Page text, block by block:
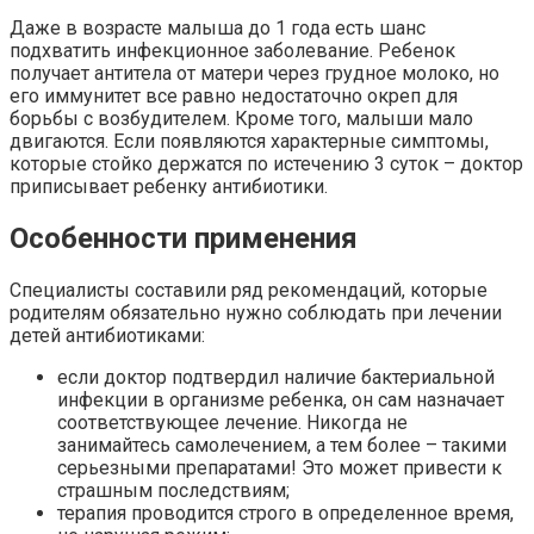
Даже в возрасте малыша до 1 года есть шанс
подхватить инфекционное заболевание. Ребенок
получает антитела от матери через грудное молоко, но
его иммунитет все равно недостаточно окреп для
борьбы с возбудителем. Кроме того, малыши мало
двигаются. Если появляются характерные симптомы,
которые стойко держатся по истечению 3 суток – доктор
приписывает ребенку антибиотики.
Особенности применения
Специалисты составили ряд рекомендаций, которые
родителям обязательно нужно соблюдать при лечении
детей антибиотиками:
если доктор подтвердил наличие бактериальной
инфекции в организме ребенка, он сам назначает
соответствующее лечение. Никогда не
занимайтесь самолечением, а тем более – такими
серьезными препаратами! Это может привести к
страшным последствиям;
терапия проводится строго в определенное время,